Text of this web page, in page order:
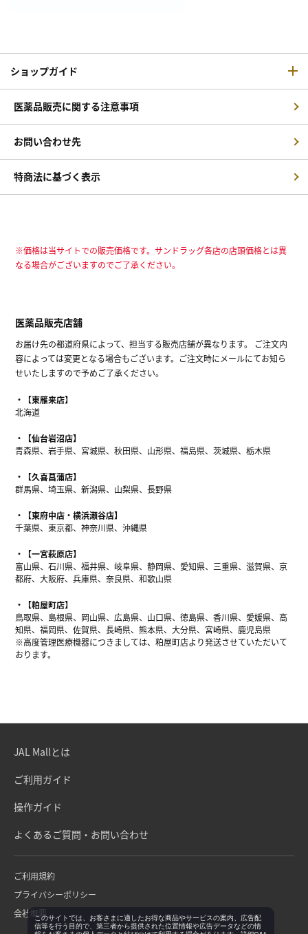
ショップガイド
医薬品販売に関する注意事項
お問い合わせ先
特商法に基づく表示
※価格は当サイトでの販売価格です。サンドラッグ各店の店頭価格とは異
なる場合がございますのでご了承ください。
医薬品販売店舗
お届け先の都道府県によって、担当する販売店舗が異なります。 ご注文内
容によっては変更となる場合もございます。ご注文時にメールにてお知ら
せいたしますので予めご了承ください。
【東雁来店】
北海道
【仙台岩沼店】
青森県、岩手県、宮城県、秋田県、山形県、福島県、茨城県、栃木県
【久喜菖蒲店】
群馬県、埼玉県、新潟県、山梨県、長野県
【東府中店・横浜瀬谷店】
千葉県、東京都、神奈川県、沖縄県
【一宮萩原店】
富山県、石川県、福井県、岐阜県、静岡県、愛知県、三重県、滋賀県、京
都府、大阪府、兵庫県、奈良県、和歌山県
【粕屋町店】
鳥取県、島根県、岡山県、広島県、山口県、徳島県、香川県、愛媛県、高
知県、福岡県、佐賀県、長崎県、熊本県、大分県、宮崎県、鹿児島県
※高度管理医療機器につきましては、粕屋町店より発送させていただいて
おります。
JAL Mallとは
ご利用ガイド
操作ガイド
よくあるご質問・お問い合わせ
ご利用規約
プライバシーポリシー
会社概要このサイトでは、お客さまに適したお得な商品やサービスの案内、広告配
信等を行う目的で、第三者から提供された位置情報や広告データなどの情